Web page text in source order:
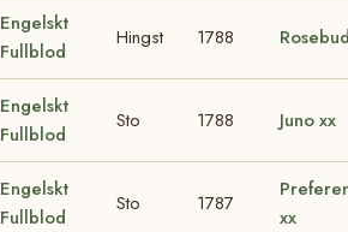
Engelskt
Fullblod
Hingst 1788
Engelskt
Fullblod
Sto 1788 Juno xx
Engelskt
Fullblod
Sto 1787
xx